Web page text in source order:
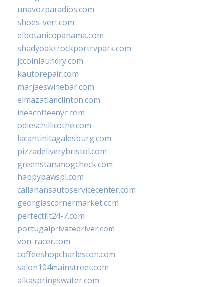
unavozparadios.com
shoes-vert.com
elbotanicopanama.com
shadyoaksrockportrvpark.com
jccoinlaundry.com
kautorepair.com
marjaeswinebar.com
elmazatlanclinton.com
ideacoffeenyc.com
odieschillicothe.com
lacantinitagalesburg.com
pizzadeliverybristol.com
greenstarsmogcheck.com
happypawspl.com
callahansautoservicecenter.com
georgiascornermarket.com
perfectfit24-7.com
portugalprivatedriver.com
von-racer.com
coffeeshopcharleston.com
salon104mainstreet.com
alkaspringswater.com